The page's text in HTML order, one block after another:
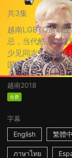
共3集
越南LGBTQ运动
忌，当代酷儿文化
少见同志人物相关
国家、两个世界。
越南2018
免费
字幕
English
繁體
ภาษาไทย